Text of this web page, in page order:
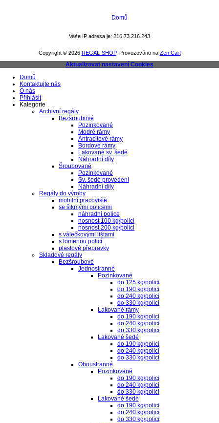
Domů
Vaše IP adresa je: 216.73.216.243
Copyright © 2026 REGAL-SHOP. Provozováno na Zen Cart
Aktualizovat nastavení Cookies
Domů
Kontaktujte nás
O nás
Přihlásit
Kategorie
Archivní regály
Bezšroubové
Pozinkované
Modré rámy
Antracitové rámy
Bordové rámy
Lakované sv. šedé
Náhradní díly
Šroubované
Pozinkované
Sv. šedé provedení
Náhradní díly
Regály do výroby
mobilní pracoviště
se šikmými policemi
náhradní police
nosnost 100 kg/polici
nosnost 200 kg/polici
s válečkovými lištami
s lomenou policí
plastové přepravky
Skladové regály
Bezšroubové
Jednostranné
Pozinkované
do 125 kg/polici
do 190 kg/polici
do 240 kg/polici
do 330 kg/polici
Lakované rámy
do 190 kg/polici
do 240 kg/polici
do 330 kg/polici
Lakované šedé
do 190 kg/polici
do 240 kg/polici
do 330 kg/polici
Oboustranné
Pozinkované
do 190 kg/polici
do 240 kg/polici
do 330 kg/polici
Lakované šedé
do 190 kg/polici
do 240 kg/polici
do 330 kg/polici